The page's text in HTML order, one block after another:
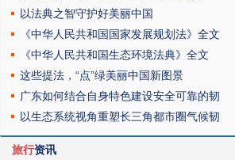
以法典之智守护好美丽中国
《中华人民共和国国家发展规划法》全文
《中华人民共和国生态环境法典》全文
这些提法，“点”绿美丽中国新图景
广东如何结合自身特色建设安全可靠的韧
以生态系统视角重塑长三角都市圈气候韧
旅行资讯